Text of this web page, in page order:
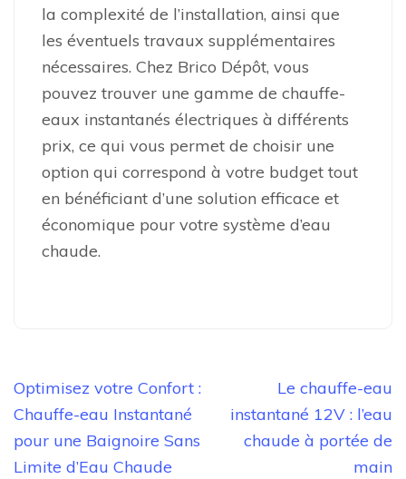
la complexité de l’installation, ainsi que
les éventuels travaux supplémentaires
nécessaires. Chez Brico Dépôt, vous
pouvez trouver une gamme de chauffe-
eaux instantanés électriques à différents
prix, ce qui vous permet de choisir une
option qui correspond à votre budget tout
en bénéficiant d’une solution efficace et
économique pour votre système d’eau
chaude.
Navigation
de
l’article
Optimisez votre Confort :
Chauffe-eau Instantané
pour une Baignoire Sans
Limite d’Eau Chaude
Le chauffe-eau
instantané 12V : l’eau
chaude à portée de
main